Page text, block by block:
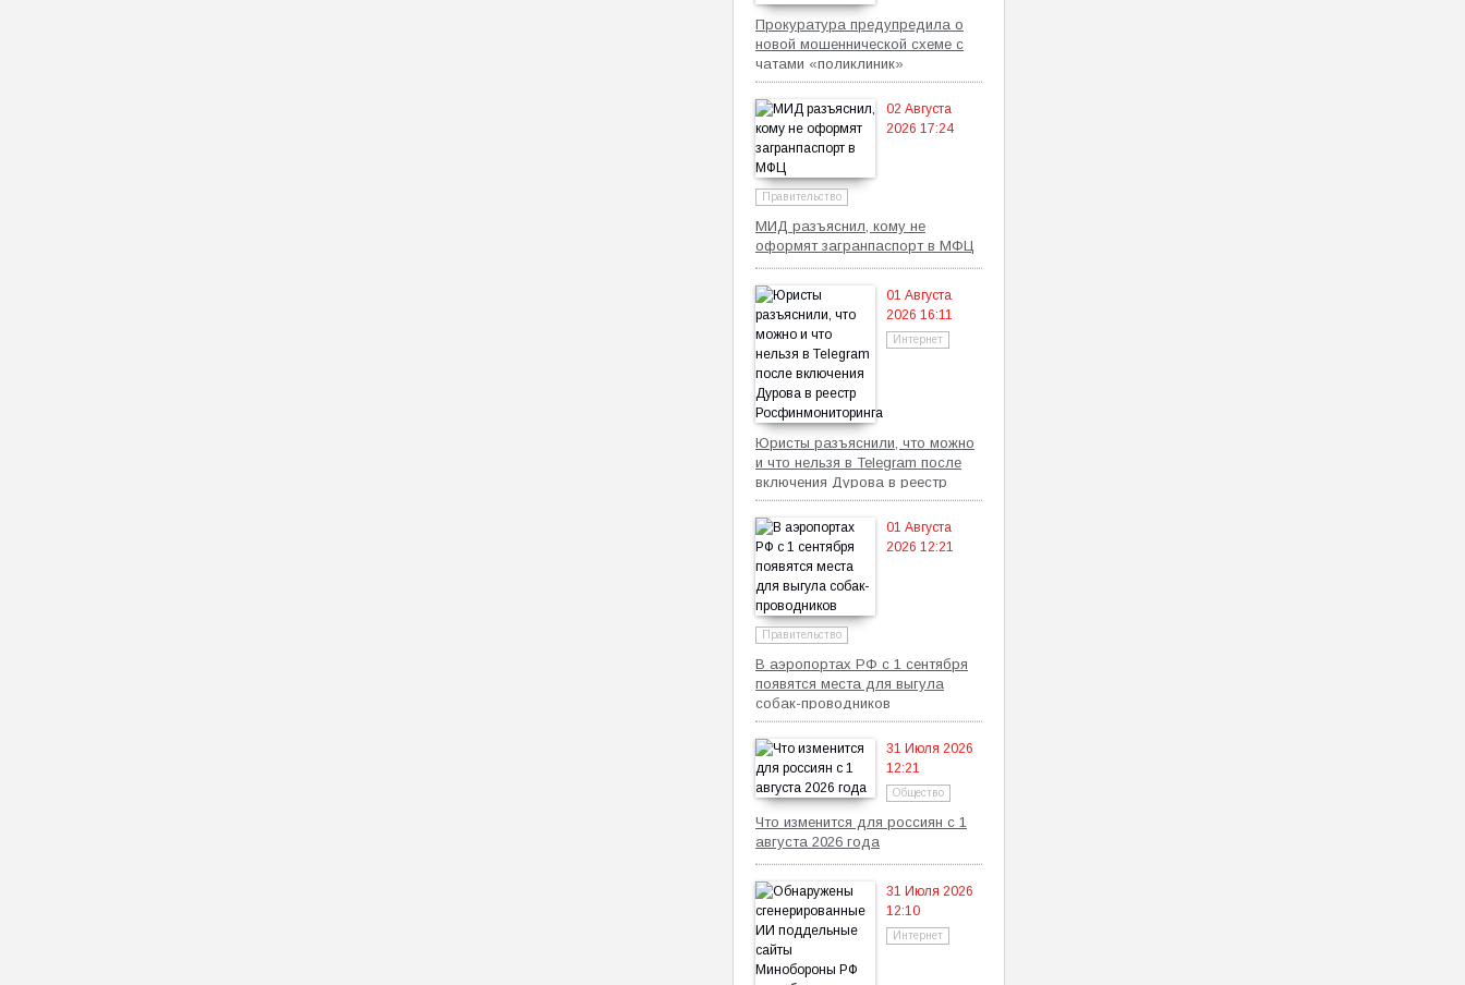
Прокуратура предупредила о
новой мошеннической схеме с
чатами «поликлиник»
02 Августа
2026 17:24
Правительство
МИД разъяснил, кому не
оформят загранпаспорт в МФЦ
01 Августа
2026 16:11
Интернет
Юристы разъяснили, что можно
и что нельзя в Telegram после
включения Дурова в реестр
Росфинмониторинга
01 Августа
2026 12:21
Правительство
В аэропортах РФ с 1 сентября
появятся места для выгула
собак-проводников
31 Июля 2026
12:21
Общество
Что изменится для россиян с 1
августа 2026 года
31 Июля 2026
12:10
Интернет